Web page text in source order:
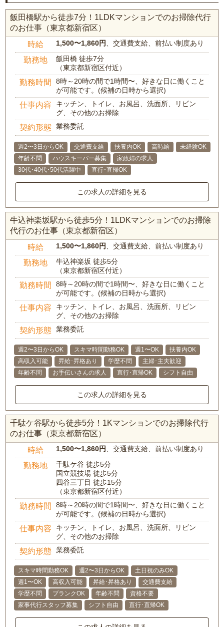
飯田橋駅から徒歩7分！1LDKマンションでのお掃除代行
のお仕事（東京都新宿区）
時給 1,500〜1,860円 、交通費支給、前払い制度あり
勤務地
飯田橋 徒歩7分
（東京都新宿区付近）
勤務時間
8時～20時の間で1時間〜、好きな日に働くこと
が可能です。(候補の日時から選択)
仕事内容
キッチン、トイレ、お風呂、洗面所、リビン
グ、その他のお掃除
契約形態 業務委託
週2〜3日からOK 交通費支給 扶養内OK 高時給
未経験OK
年齢不問
ハウスキーパー募集
家政婦の求人
30代･40代･50代活躍中
直行･直帰OK
この求人の詳細を見る
牛込神楽坂駅から徒歩5分！1LDKマンションでのお掃除
代行のお仕事（東京都新宿区）
時給 1,500〜1,860円 、交通費支給、前払い制度あり
勤務地
牛込神楽坂 徒歩5分
（東京都新宿区付近）
勤務時間
8時～20時の間で1時間〜、好きな日に働くこと
が可能です。(候補の日時から選択)
仕事内容
キッチン、トイレ、お風呂、洗面所、リビン
グ、その他のお掃除
契約形態 業務委託
週2〜3日からOK スキマ時間勤務OK 週1〜OK
扶養内OK
高収入可能
昇給･昇格あり 学歴不問
主婦･主夫歓迎
年齢不問
お手伝いさんの求人 直行･直帰OK シフト自由
この求人の詳細を見る
千駄ケ谷駅から徒歩5分！1Kマンションでのお掃除代行
のお仕事（東京都新宿区）
時給 1,500〜1,860円 、交通費支給、前払い制度あり
勤務地
千駄ケ谷 徒歩5分
国立競技場 徒歩5分
四谷三丁目 徒歩15分
（東京都新宿区付近）
勤務時間
8時～20時の間で1時間〜、好きな日に働くこと
が可能です。(候補の日時から選択)
仕事内容
キッチン、トイレ、お風呂、洗面所、リビン
グ、その他のお掃除
契約形態 業務委託
スキマ時間勤務OK 週2〜3日からOK
土日祝のみOK
週1〜OK
高収入可能 昇給･昇格あり
交通費支給
学歴不問
ブランクOK 年齢不問
資格不要
家事代行スタッフ募集
シフト自由 直行･直帰OK